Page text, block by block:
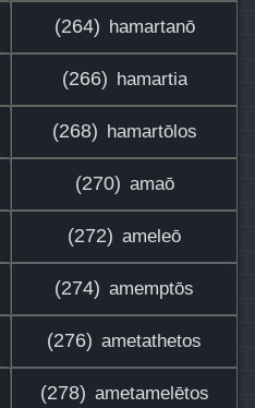
(264) hamartanō
(266) hamartia
(268) hamartōlos
(270) amaō
(272) ameleō
(274) amemptōs
(276) ametathetos
(278) ametamelētos